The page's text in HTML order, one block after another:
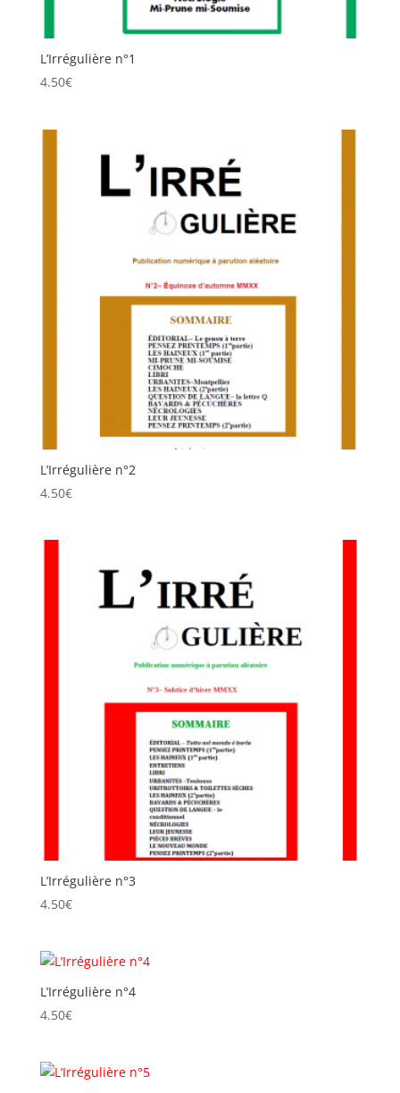
L’Irrégulière n°1
4.50€
L’Irrégulière n°2
4.50€
L’Irrégulière n°3
4.50€
L’Irrégulière n°4
4.50€